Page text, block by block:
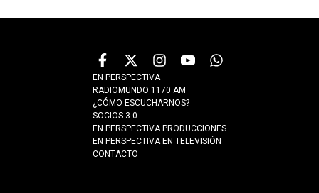
EN PERSPECTIVA
RADIOMUNDO 1170 AM
¿CÓMO ESCUCHARNOS?
SOCIOS 3.0
EN PERSPECTIVA PRODUCCIONES
EN PERSPECTIVA EN TELEVISIÓN
CONTACTO